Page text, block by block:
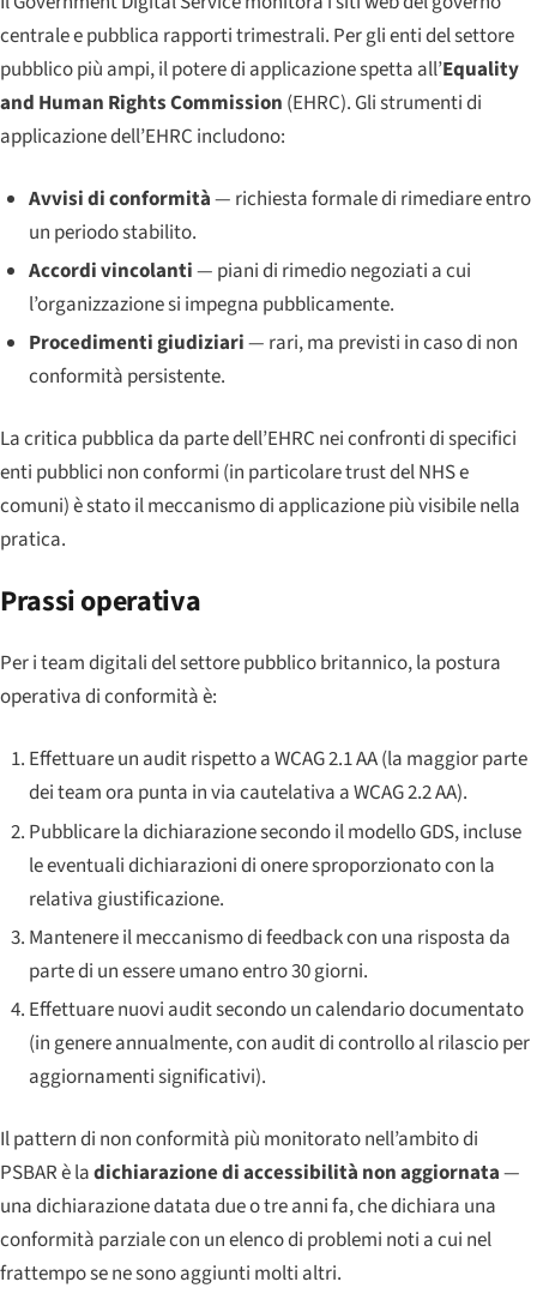
centrale e pubblica rapporti trimestrali. Per gli enti del settore
pubblico più ampi, il potere di applicazione spetta all’Equality
and Human Rights Commission (EHRC). Gli strumenti di
applicazione dell’EHRC includono:
Avvisi di conformità— richiesta formale di rimediare entro
un periodo stabilito.
Accordi vincolanti— piani di rimedio negoziati a cui
l’organizzazione si impegna pubblicamente.
Procedimenti giudiziari— rari, ma previsti in caso di non
conformità persistente.
La critica pubblica da parte dell’EHRC nei confronti di specifici
enti pubblici non conformi (in particolare trust del NHS e
comuni) è stato il meccanismo di applicazione più visibile nella
pratica.
Prassi operativa
Per i team digitali del settore pubblico britannico, la postura
operativa di conformità è:
Effettuare un audit rispetto a WCAG 2.1 AA (la maggior parte
dei team ora punta in via cautelativa a WCAG 2.2 AA).
Pubblicare la dichiarazione secondo il modello GDS, incluse
le eventuali dichiarazioni di onere sproporzionato con la
relativa giustificazione.
Mantenere il meccanismo di feedback con una risposta da
parte di un essere umano entro 30 giorni.
Effettuare nuovi audit secondo un calendario documentato
(in genere annualmente, con audit di controllo al rilascio per
aggiornamenti significativi).
Il pattern di non conformità più monitorato nell’ambito di
PSBAR è ladichiarazione di accessibilità non aggiornata—
una dichiarazione datata due o tre anni fa, che dichiara una
conformità parziale con un elenco di problemi noti a cui nel
frattempo se ne sono aggiunti molti altri.